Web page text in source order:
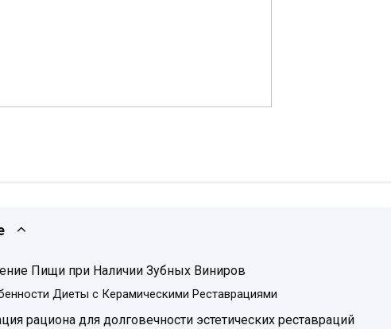
Пищи при Наличии Зубных Виниров
Диеты с Керамическими Реставрациями
рациона для долговечности эстетических реставраций